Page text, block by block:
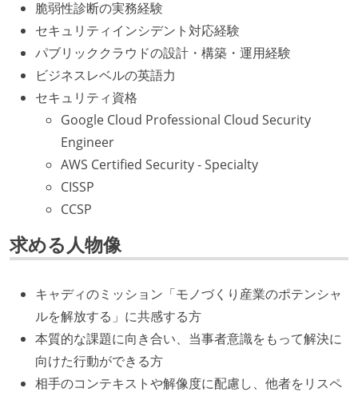
脆弱性診断の実務経験
セキュリティインシデント対応経験
パブリッククラウドの設計・構築・運用経験
ビジネスレベルの英語力
セキュリティ資格
Google Cloud Professional Cloud Security
Engineer
AWS Certified Security - Specialty
CISSP
CCSP
求める人物像
キャディのミッション「モノづくり産業のポテンシャ
ルを解放する」に共感する方
本質的な課題に向き合い、当事者意識をもって解決に
向けた行動ができる方
相手のコンテキストや解像度に配慮し、他者をリスペ